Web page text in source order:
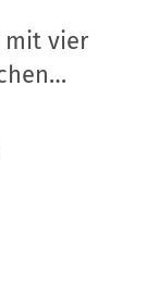
mit vier